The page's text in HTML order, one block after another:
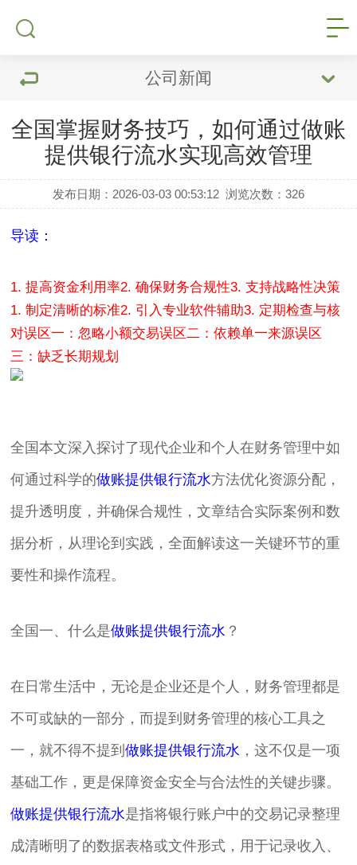
公司新闻
全国掌握财务技巧，如何通过做账
提供银行流水实现高效管理
发布日期：2026-03-03 00:53:12 浏览次数：326
导读：
1. 提高资金利用率2. 确保财务合规性3. 支持战略性决策
1. 制定清晰的标准2. 引入专业软件辅助3. 定期检查与核
对误区一：忽略小额交易误区二：依赖单一来源误区
三：缺乏长期规划
全国本文深入探讨了现代企业和个人在财务管理中如
何通过科学的做账提供银行流水方法优化资源分配，
提升透明度，并确保合规性，文章结合实际案例和数
据分析，从理论到实践，全面解读这一关键环节的重
要性和操作流程。
全国一、什么是做账提供银行流水 ？
在日常生活中，无论是企业还是个人，财务管理都是
不可或缺的一部分，而提到财务管理的核心工具之
一，就不得不提到做账提供银行流水 ，这不仅是一项
基础工作，更是保障资金安全与合法性的关键步骤。
做账提供银行流水是指将银行账户中的交易记录整理
成清晰明了的数据表格或文件形式，用于记录收入、